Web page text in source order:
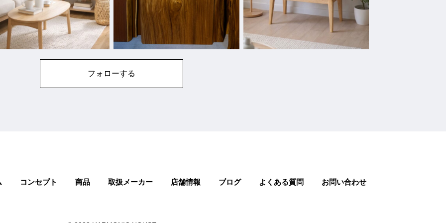
フォローする
コンセプト 商品 取扱メーカー 店舗情報 ブログ よくある質問 お問い合わせ